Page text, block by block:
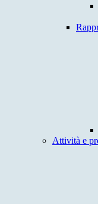
Attività e